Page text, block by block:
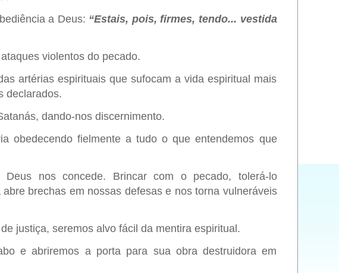
a Deus: “Estais, pois, firmes, tendo... vestida
violentos do pecado.
artérias espirituais que sufocam a vida espiritual mais
declarados.
dando-nos discernimento.
obedecendo fielmente a tudo o que entendemos que
nos concede. Brincar com o pecado, tolerá-lo
brechas em nossas defesas e nos torna vulneráveis
justiça, seremos alvo fácil da mentira espiritual.
e abriremos a porta para sua obra destruidora em